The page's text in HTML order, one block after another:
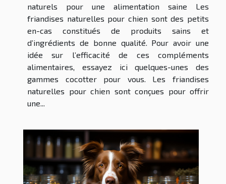
naturels pour une alimentation saine Les
friandises naturelles pour chien sont des petits
en-cas constitués de produits sains et
d’ingrédients de bonne qualité. Pour avoir une
idée sur l’efficacité de ces compléments
alimentaires, essayez ici quelques-unes des
gammes cocotter pour vous. Les friandises
naturelles pour chien sont conçues pour offrir
une...